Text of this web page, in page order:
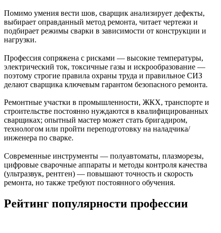
Помимо умения вести шов, сварщик анализирует дефекты,
выбирает оправданный метод ремонта, читает чертежи и
подбирает режимы сварки в зависимости от конструкции и
нагрузки.
Профессия сопряжена с рисками — высокие температуры,
электрический ток, токсичные газы и искрообразование —
поэтому строгие правила охраны труда и правильное СИЗ
делают сварщика ключевым гарантом безопасного ремонта.
Ремонтные участки в промышленности, ЖКХ, транспорте и
строительстве постоянно нуждаются в квалифицированных
сварщиках; опытный мастер может стать бригадиром,
технологом или пройти переподготовку на наладчика/
инженера по сварке.
Современные инструменты — полуавтоматы, плазморезы,
цифровые сварочные аппараты и методы контроля качества
(ультразвук, рентген) — повышают точность и скорость
ремонта, но также требуют постоянного обучения.
Рейтинг популярности профессии